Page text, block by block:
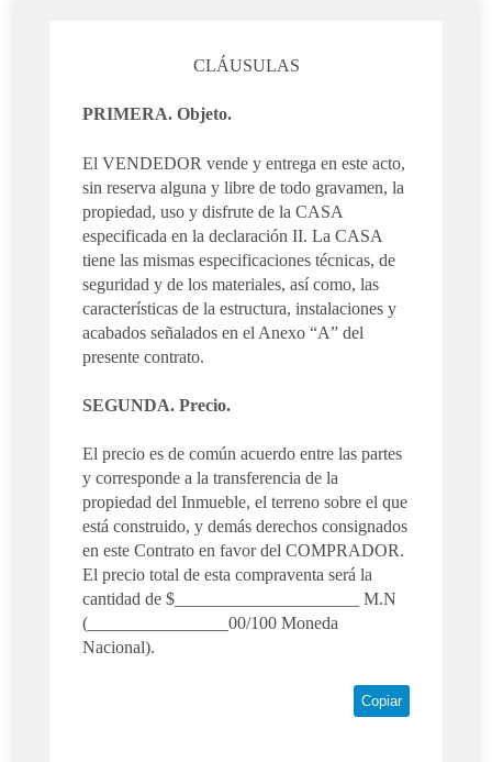
CLÁUSULAS
PRIMERA. Objeto.
El VENDEDOR vende y entrega en este acto,
sin reserva alguna y libre de todo gravamen, la
propiedad, uso y disfrute de la CASA
especificada en la declaración II. La CASA
tiene las mismas especificaciones técnicas, de
seguridad y de los materiales, así como, las
características de la estructura, instalaciones y
acabados señalados en el Anexo “A” del
presente contrato.
SEGUNDA. Precio.
El precio es de común acuerdo entre las partes
y corresponde a la transferencia de la
propiedad del Inmueble, el terreno sobre el que
está construido, y demás derechos consignados
en este Contrato en favor del COMPRADOR.
El precio total de esta compraventa será la
cantidad de $_____________________ M.N
(________________00/100 Moneda
Nacional).
Copiar